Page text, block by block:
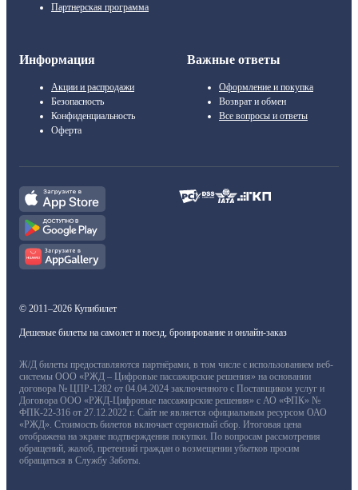
Партнерская программа
Информация
Акции и распродажи
Безопасность
Конфиденциальность
Оферта
Важные ответы
Оформление и покупка
Возврат и обмен
Все вопросы и ответы
© 2011–2026 Купибилет
Дешевые билеты на самолет и поезд, бронирование и онлайн-заказ
Ж/Д билеты предоставляются партнёрами, в том числе с использованием веб-
системы ООО «РЖД – Цифровые пассажирские решения» на основании
договора № ЦПР-1282 от 04.04.2024 заключенного с Поставщиком услуг и
Договора ООО «РЖД-Цифровые пассажирские решения» с АО «ФПК» №
ФПК-22-316 от 27.12.2022 г. Сайт не является официальным ресурсом ОАО
«РЖД». Стоимость билетов включает сервисный сбор. Итоговая цена
отображена на экране подтверждения покупки. По вопросам рассмотрения
обращений, жалоб, претензий граждан о возмещении убытков просим
обращаться в Службу Заботы.